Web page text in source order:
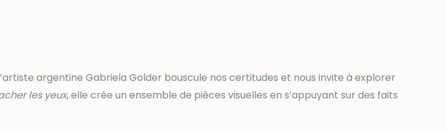
argentine Gabriela Golder bouscule nos certitudes et nous invite à explorer
les yeux, elle crée un ensemble de pièces visuelles en s’appuyant sur des faits